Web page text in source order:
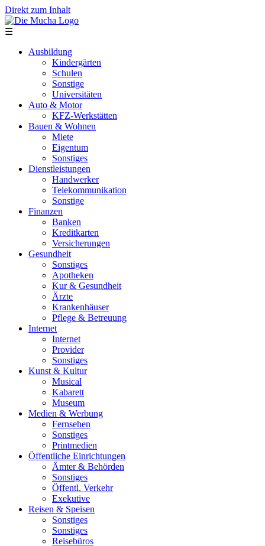
Direkt zum Inhalt
☰
Ausbildung
Kindergärten
Schulen
Sonstige
Universitäten
Auto & Motor
KFZ-Werkstätten
Bauen & Wohnen
Miete
Eigentum
Sonstiges
Dienstleistungen
Handwerker
Telekommunikation
Sonstige
Finanzen
Banken
Kreditkarten
Versicherungen
Gesundheit
Sonstiges
Apotheken
Kur & Gesundheit
Ärzte
Krankenhäuser
Pflege & Betreuung
Internet
Internet
Provider
Sonstiges
Kunst & Kultur
Musical
Kabarett
Museum
Medien & Werbung
Fernsehen
Sonstiges
Printmedien
Öffentliche Einrichtungen
Ämter & Behörden
Sonstiges
Öffentl. Verkehr
Exekutive
Reisen & Speisen
Sonstiges
Sonstiges
Reisebüros